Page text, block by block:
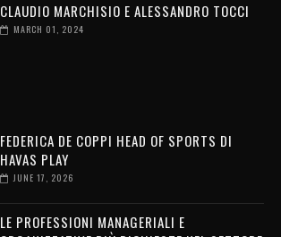
CLAUDIO MARCHISIO E ALESSANDRO TOCCI
MARCH 01, 2024
FEDERICA DE COPPI HEAD OF SPORTS DI
HAVAS PLAY
JUNE 17, 2026
LE PROFESSIONI MANAGERIALI E